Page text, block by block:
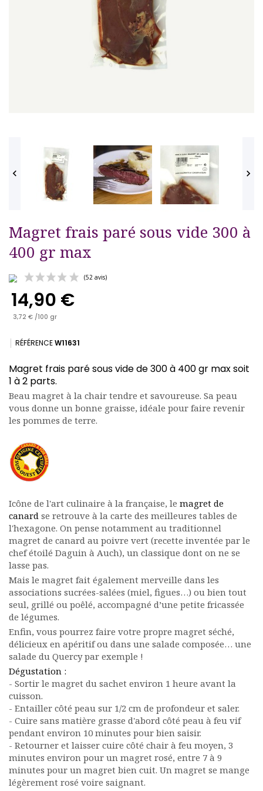
 
Magret frais paré sous vide 300 à
400 gr max
(52 avis)
14,90 €
3,72 € /100 gr
RÉFÉRENCEW11631
Magret frais paré sous vide de 300 à 400 gr max soit
1 à 2 parts.
Beau magret à la chair tendre et savoureuse. Sa peau
vous donne un bonne graisse, idéale pour faire revenir
les pommes de terre.
Icône de l'art culinaire à la française, le magret de
canard se retrouve à la carte des meilleures tables de
l'hexagone. On pense notamment au traditionnel
magret de canard au poivre vert (recette inventée par le
chef étoilé Daguin à Auch), un classique dont on ne se
lasse pas.
Mais le magret fait également merveille dans les
associations sucrées-salées (miel, figues…) ou bien tout
seul, grillé ou poêlé, accompagné d’une petite fricassée
de légumes.
Enfin, vous pourrez faire votre propre magret séché,
délicieux en apéritif ou dans une salade composée… une
salade du Quercy par exemple !
Dégustation :
- Sortir le magret du sachet environ 1 heure avant la
cuisson.
- Entailler côté peau sur 1/2 cm de profondeur et saler.
- Cuire sans matière grasse d'abord côté peau à feu vif
pendant environ 10 minutes pour bien saisir.
- Retourner et laisser cuire côté chair à feu moyen, 3
minutes environ pour un magret rosé, entre 7 à 9
minutes pour un magret bien cuit. Un magret se mange
légèrement rosé voire saignant.